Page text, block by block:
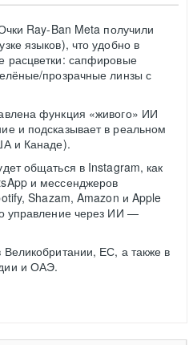
Ray-Ban Meta получили
языков), что удобно в
расцветки: сапфировые
прозрачные линзы с
функция «живого» ИИ
и подсказывает в реальном
и Канаде).
общаться в Instagram, как
и мессенджеров
Shazam, Amazon и Apple
управление через ИИ —
ЕС, а также в
и ОАЭ.